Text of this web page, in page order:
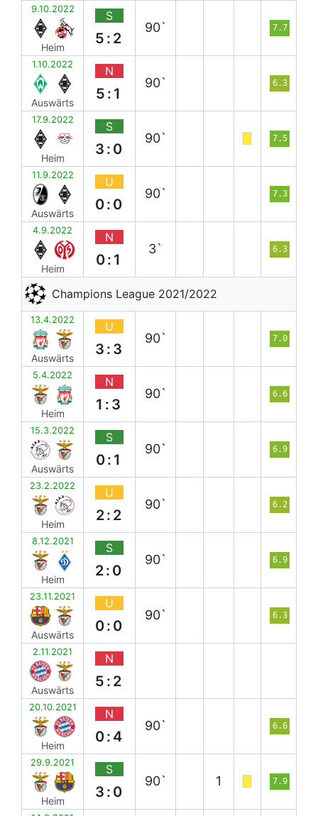
9.10.2022
Heim
S
5:2
90` 7.7
1.10.2022
Auswärts
N
5:1
90` 6.3
17.9.2022
Heim
S
3:0
90` 7.5
11.9.2022
Auswärts
U
0:0
90` 7.3
4.9.2022
Heim
N
0:1
3` 6.3
Champions League 2021/2022
13.4.2022
Auswärts
U
3:3
90` 7.0
5.4.2022
Heim
N
1:3
90` 6.6
15.3.2022
Auswärts
S
0:1
90` 6.9
23.2.2022
Heim
U
2:2
90` 6.2
8.12.2021
Heim
S
2:0
90` 6.9
23.11.2021
Auswärts
U
0:0
90` 6.3
2.11.2021
Auswärts
N
5:2
20.10.2021
Heim
N
0:4
90` 6.6
29.9.2021
Heim
S
3:0
90` 1 7.9